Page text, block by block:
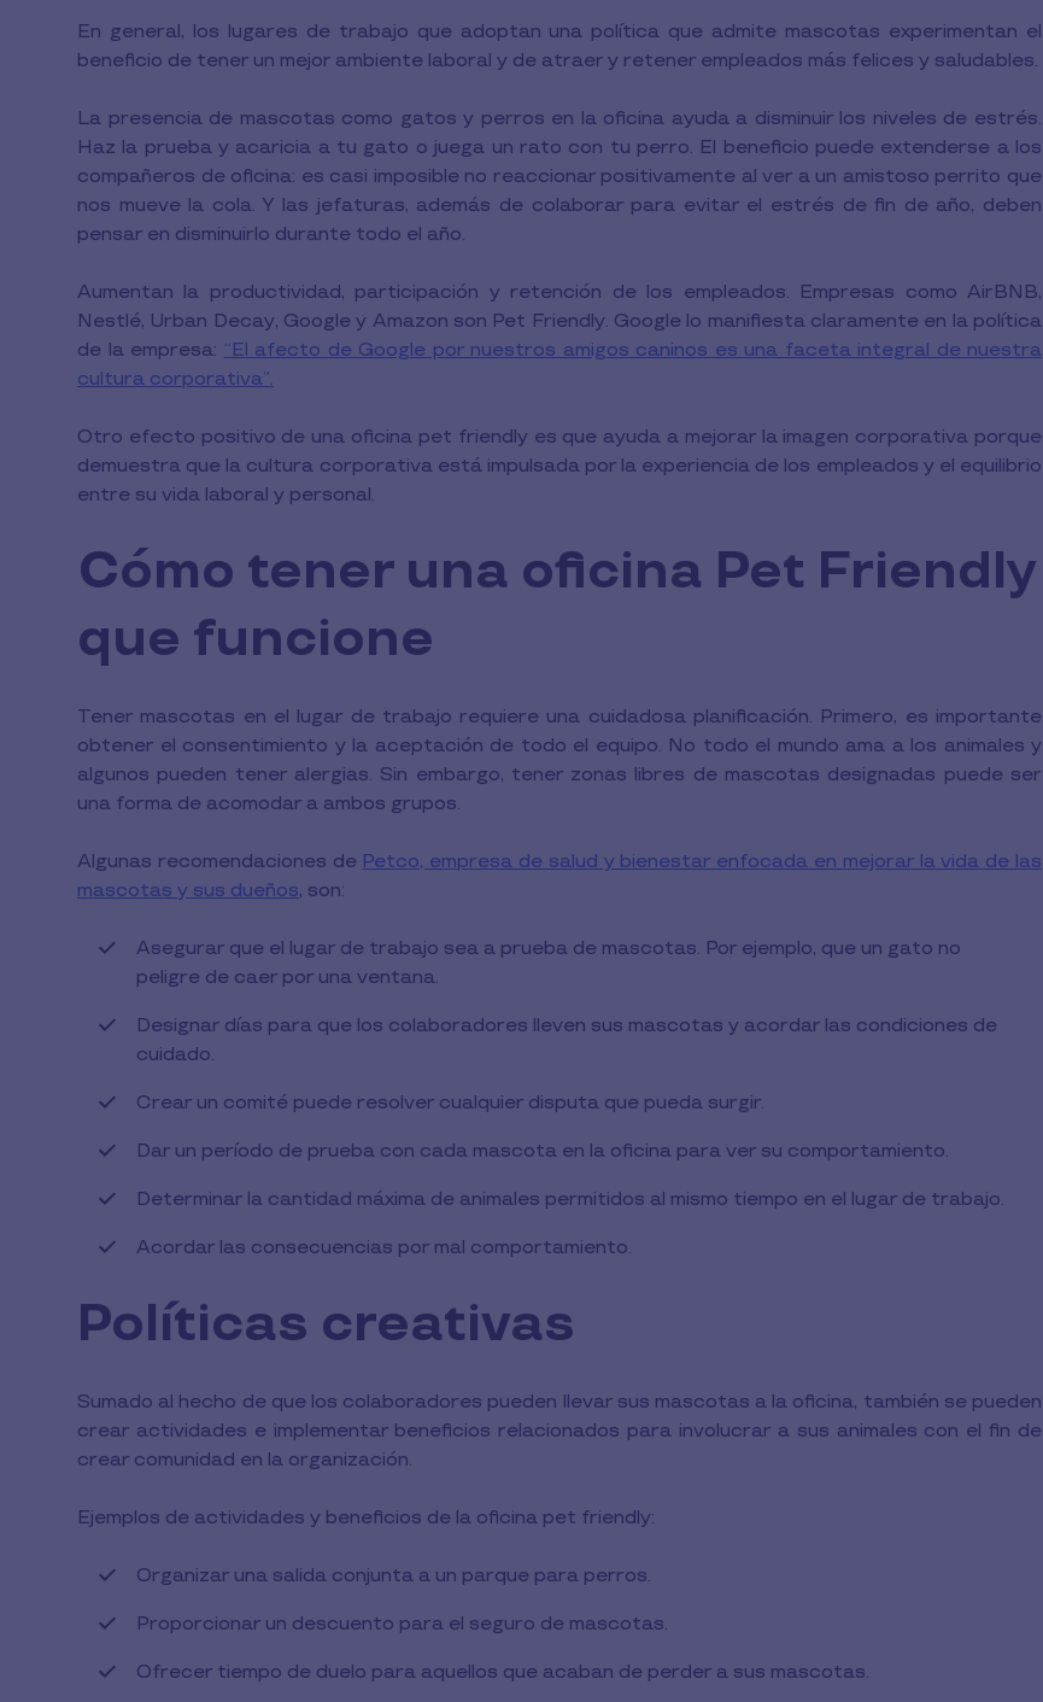
En general, los lugares de trabajo que adoptan una política que admite mascotas experimentan el
beneficio de tener un mejor ambiente laboral y de atraer y retener empleados más felices y saludables.
La presencia de mascotas como gatos y perros en la oficina ayuda a disminuir los niveles de estrés.
Haz la prueba y acaricia a tu gato o juega un rato con tu perro. El beneficio puede extenderse a los
compañeros de oficina: es casi imposible no reaccionar positivamente al ver a un amistoso perrito que
nos mueve la cola. Y las jefaturas, además de colaborar para evitar el estrés de fin de año, deben
pensar en disminuirlo durante todo el año.
Aumentan la productividad, participación y retención de los empleados. Empresas como AirBNB,
Nestlé, Urban Decay, Google y Amazon son Pet Friendly. Google lo manifiesta claramente en la política
de la empresa: “El afecto de Google por nuestros amigos caninos es una faceta integral de nuestra
cultura corporativa”.
Otro efecto positivo de una oficina pet friendly es que ayuda a mejorar la imagen corporativa porque
demuestra que la cultura corporativa está impulsada por la experiencia de los empleados y el equilibrio
entre su vida laboral y personal.
Cómo tener una oficina Pet Friendly
que funcione
Tener mascotas en el lugar de trabajo requiere una cuidadosa planificación. Primero, es importante
obtener el consentimiento y la aceptación de todo el equipo. No todo el mundo ama a los animales y
algunos pueden tener alergias. Sin embargo, tener zonas libres de mascotas designadas puede ser
una forma de acomodar a ambos grupos.
Algunas recomendaciones de Petco, empresa de salud y bienestar enfocada en mejorar la vida de las
mascotas y sus dueños, son:
Asegurar que el lugar de trabajo sea a prueba de mascotas. Por ejemplo, que un gato no
peligre de caer por una ventana.
Designar días para que los colaboradores lleven sus mascotas y acordar las condiciones de
cuidado.
Crear un comité puede resolver cualquier disputa que pueda surgir.
Dar un período de prueba con cada mascota en la oficina para ver su comportamiento.
Determinar la cantidad máxima de animales permitidos al mismo tiempo en el lugar de trabajo.
Acordar las consecuencias por mal comportamiento.
Políticas creativas
Sumado al hecho de que los colaboradores pueden llevar sus mascotas a la oficina, también se pueden
crear actividades e implementar beneficios relacionados para involucrar a sus animales con el fin de
crear comunidad en la organización.
Ejemplos de actividades y beneficios de la oficina pet friendly:
Organizar una salida conjunta a un parque para perros.
Proporcionar un descuento para el seguro de mascotas.
Ofrecer tiempo de duelo para aquellos que acaban de perder a sus mascotas.